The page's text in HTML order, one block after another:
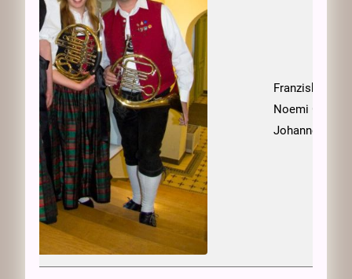
Franziska Lang
Noemi Götz
Johannes